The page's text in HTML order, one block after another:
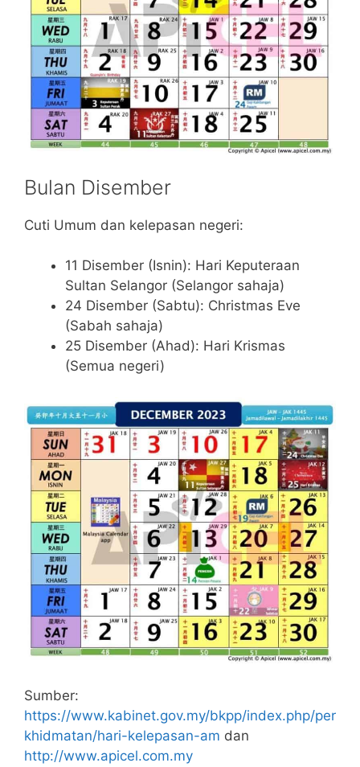
Bulan Disember
Cuti Umum dan kelepasan negeri:
11 Disember (Isnin): Hari Keputeraan
Sultan Selangor (Selangor sahaja)
24 Disember (Sabtu): Christmas Eve
(Sabah sahaja)
25 Disember (Ahad): Hari Krismas
(Semua negeri)
Sumber:
https://www.kabinet.gov.my/bkpp/index.php/per
khidmatan/hari-kelepasan-am dan
http://www.apicel.com.my